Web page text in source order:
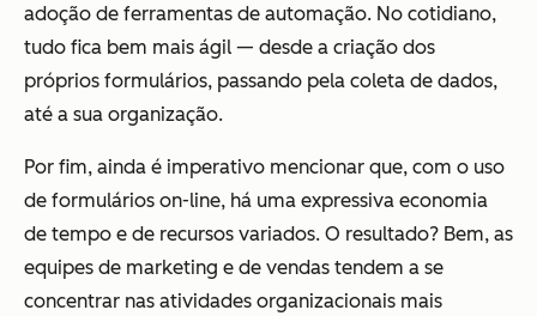
adoção de ferramentas de automação. No cotidiano,
tudo fica bem mais ágil — desde a criação dos
próprios formulários, passando pela coleta de dados,
até a sua organização.
Por fim, ainda é imperativo mencionar que, com o uso
de formulários on-line, há uma expressiva economia
de tempo e de recursos variados. O resultado? Bem, as
equipes de marketing e de vendas tendem a se
concentrar nas atividades organizacionais mais